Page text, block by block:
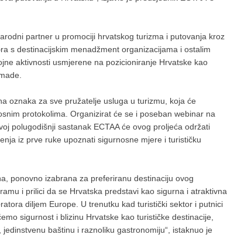
partner u promociji hrvatskog turizma i putovanja kroz
s destinacijskim menadžment organizacijama i ostalim
aktivnosti usmjerene na pozicioniranje Hrvatske kao
oznaka za sve pružatelje usluga u turizmu, koja će
protokolima. Organizirat će se i poseban webinar na
polugodišnji sastanak ECTAA će ovog proljeća održati
iz prve ruke upoznati sigurnosne mjere i turističku
ponovno izabrana za preferiranu destinaciju ovog
i prilici da se Hrvatska predstavi kao sigurna i atraktivna
diljem Europe. U trenutku kad turistički sektor i putnici
sigurnost i blizinu Hrvatske kao turističke destinacije,
baštinu i raznoliku gastronomiju“, istaknuo je